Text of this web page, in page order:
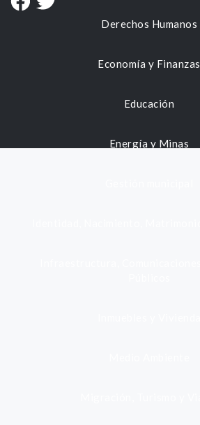
Derechos Humanos
Economía y Finanzas
Educación
Energía y Minas